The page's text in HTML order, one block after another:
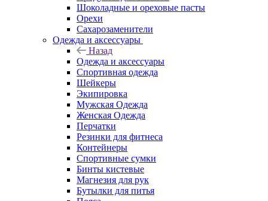
Шоколадные и ореховые пасты
Орехи
Сахарозаменители
Одежда и аксессуары
Назад
Одежда и аксессуары
Спортивная одежда
Шейкеры
Экипировка
Мужская Одежда
Женская Одежда
Перчатки
Резинки для фитнеса
Контейнеры
Спортивные сумки
Бинты кистевые
Магнезия для рук
Бутылки для питья